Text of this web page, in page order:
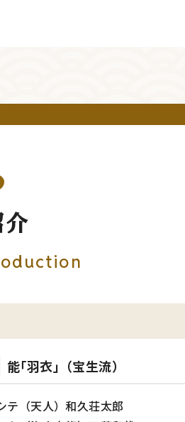
介
能｢羽衣｣（宝生流）
テ（天人）和久荘太郎